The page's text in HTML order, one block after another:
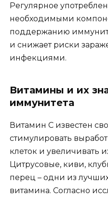
Регулярное
необходимыми
поддержанию
и снижает риски
инфекциями.
Витамины и их
иммунитета
Витамин C известен
стимулировать
клеток и увеличивать
Цитрусовые, киви,
перец – одни из
витамина. Согласно